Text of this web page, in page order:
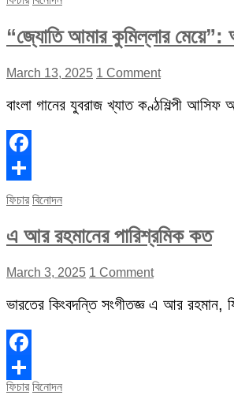
“জ্যোতি আমার কুমিল্লার
March 13, 2025 1 Comment
বাংলা গানের যুবরাজ খ্যাত কণ্ঠশিল্পী
Facebook
Share
ফিচার বিনোদন
এ আর রহমানের পারিশ্রমিক কত
March 3, 2025 1 Comment
ভারতের কিংবদন্তি সংগীতজ্ঞ এ আর রহমান,
Facebook
Share
ফিচার বিনোদন